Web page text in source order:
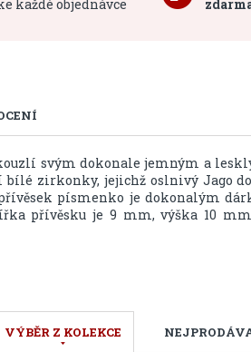
každé objednávce
svým dokonale jemným a
zirkonky, jejichž oslnivý Jago
písmenko je dokonalým
přívěsku je 9 mm, výška 10
VÝBĚR Z KOLEKCE